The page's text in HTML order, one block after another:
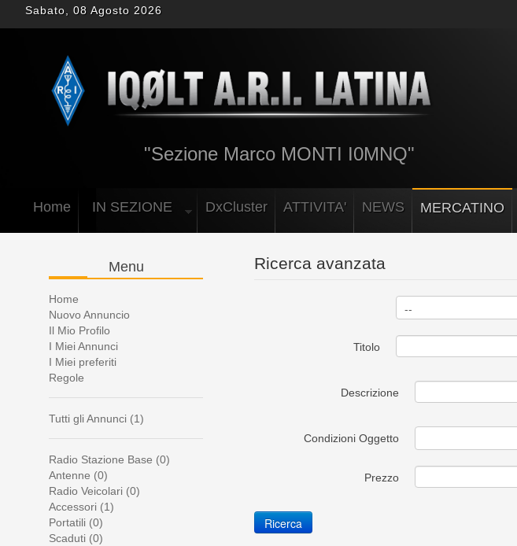
Sabato, 08 Agosto 2026
"Sezione Marco MONTI I0MNQ"
Home IN SEZIONE DxCluster ATTIVITA' NEWS MERCATINO
Ricerca avanzata
Titolo
Descrizione
Condizioni Oggetto
Prezzo
Menu
Home
Nuovo Annuncio
Il Mio Profilo
I Miei Annunci
I Miei preferiti
Regole
Tutti gli Annunci (1)
Radio Stazione Base (0)
Antenne (0)
Radio Veicolari (0)
Accessori (1)
Portatili (0)
Scaduti (0)